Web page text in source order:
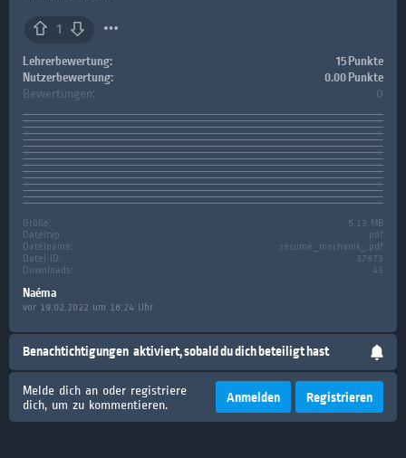
Lehrerbewertung:
15 Punkte
Nutzerbewertung:
0.00 Punkte
Bewertungen: 0
Größe:
5.13 MB
Dateityp:
pdf
Dateiname:
résumé_mechanik_.pdf
Datei-ID:
37873
Downloads:
43
Naéma
vor 19.02.2022 um 16:24 Uhr
1
Benachtichtigungen aktiviert, sobald du dich beteiligt hast
Melde dich an oder registriere
dich, um zu kommentieren.
Anmelden Registrieren